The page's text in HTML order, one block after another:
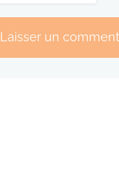
Laisser un